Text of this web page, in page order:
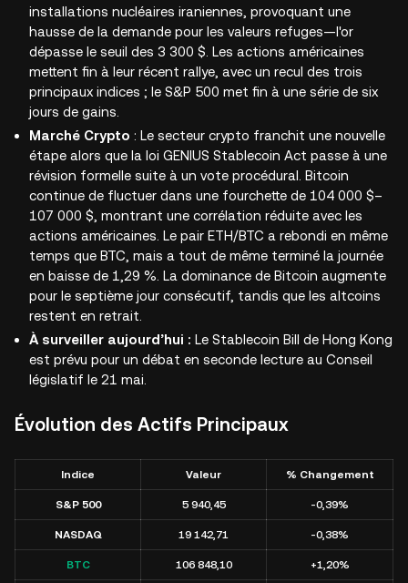
installations nucléaires iraniennes, provoquant une
hausse de la demande pour les valeurs refuges—l'or
dépasse le seuil des 3 300 $. Les actions américaines
mettent fin à leur récent rallye, avec un recul des trois
principaux indices ; le S&P 500 met fin à une série de six
jours de gains.
Marché Crypto : Le secteur crypto franchit une nouvelle
étape alors que la loi GENIUS Stablecoin Act passe à une
révision formelle suite à un vote procédural. Bitcoin
continue de fluctuer dans une fourchette de 104 000 $–
107 000 $, montrant une corrélation réduite avec les
actions américaines. Le pair ETH/BTC a rebondi en même
temps que BTC, mais a tout de même terminé la journée
en baisse de 1,29 %. La dominance de Bitcoin augmente
pour le septième jour consécutif, tandis que les altcoins
restent en retrait.
À surveiller aujourd’hui : Le Stablecoin Bill de Hong Kong
est prévu pour un débat en seconde lecture au Conseil
législatif le 21 mai.
Évolution des Actifs Principaux
Indice Valeur % Changement
S&P 500 5 940,45 -0,39%
NASDAQ 19 142,71 -0,38%
BTC 106 848,10 +1,20%